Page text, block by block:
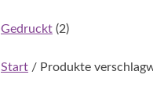
Gedruckt (2)
Start / Produkte